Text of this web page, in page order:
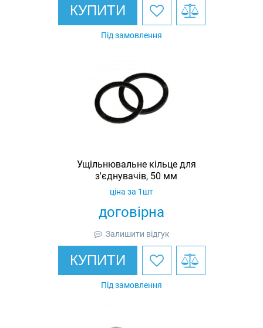
КУПИТИ
Під замовлення
Ущільнювальне кільце для
з'єднувачів, 50 мм
договірна
ціна за 1шт
Залишити відгук
КУПИТИ
Під замовлення